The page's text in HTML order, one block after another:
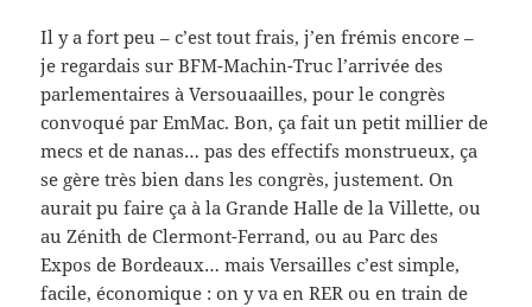
Il y a fort peu – c’est tout frais, j’en frémis encore –
je regardais sur BFM-Machin-Truc l’arrivée des
parlementaires à Versouaailles, pour le congrès
convoqué par EmMac. Bon, ça fait un petit millier de
mecs et de nanas… pas des effectifs monstrueux, ça
se gère très bien dans les congrès, justement. On
aurait pu faire ça à la Grande Halle de la Villette, ou
au Zénith de Clermont-Ferrand, ou au Parc des
Expos de Bordeaux… mais Versailles c’est simple,
facile, économique : on y va en RER ou en train de